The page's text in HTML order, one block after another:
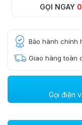
GỌI NGAY
Bảo hành chính
Giao hàng toàn
Gọi điện